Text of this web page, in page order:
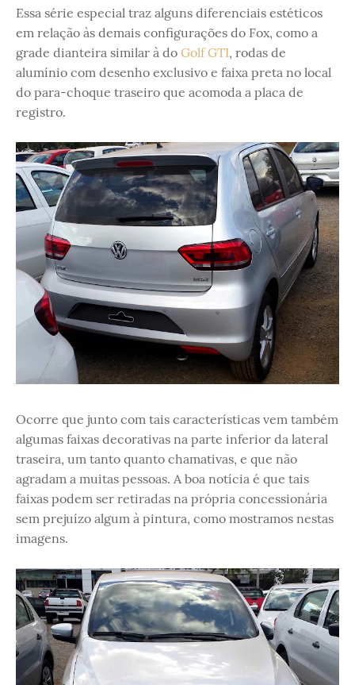
Essa série especial traz alguns diferenciais estéticos
em relação às demais configurações do Fox, como a
grade dianteira similar à do Golf GTI, rodas de
alumínio com desenho exclusivo e faixa preta no local
do para-choque traseiro que acomoda a placa de
registro.
Ocorre que junto com tais características vem também
algumas faixas decorativas na parte inferior da lateral
traseira, um tanto quanto chamativas, e que não
agradam a muitas pessoas. A boa notícia é que tais
faixas podem ser retiradas na própria concessionária
sem prejuízo algum à pintura, como mostramos nestas
imagens.